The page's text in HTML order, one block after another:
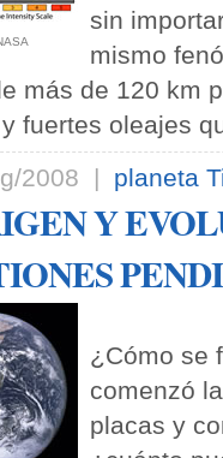
sin
mismo
más de 120 km
fuertes oleajes
2008 | planeta
Y
¿Cómo se
comenzó
placas y